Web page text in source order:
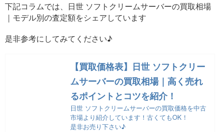
下記コラムでは、日世 ソフトクリームサーバーの買取相場
｜モデル別の査定額をシェアしています
是非参考にしてみてください♪
【買取価格表】日世 ソフトクリー
ムサーバーの買取相場｜高く売れ
るポイントとコツを紹介！
日世 ソフトクリームサーバーの買取価格を中古
市場より紹介しています！古くてもOK！
是非お売り下さい♪